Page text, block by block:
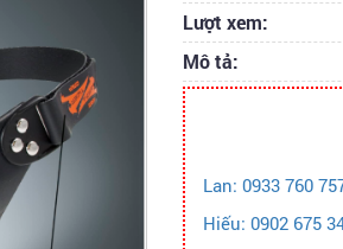
Lượt xem:
Mô tả:
Lan: 0933 760
Hiếu: 0902 675